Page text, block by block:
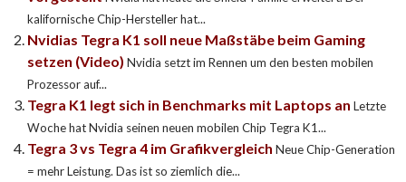
kalifornische Chip-Hersteller hat...
Nvidias Tegra K1 soll neue Maßstäbe beim Gaming
setzen (Video) Nvidia setzt im Rennen um den besten mobilen
Prozessor auf...
Tegra K1 legt sich in Benchmarks mit Laptops an Letzte
Woche hat Nvidia seinen neuen mobilen Chip Tegra K1...
Tegra 3 vs Tegra 4 im Grafikvergleich Neue Chip-Generation
= mehr Leistung. Das ist so ziemlich die...